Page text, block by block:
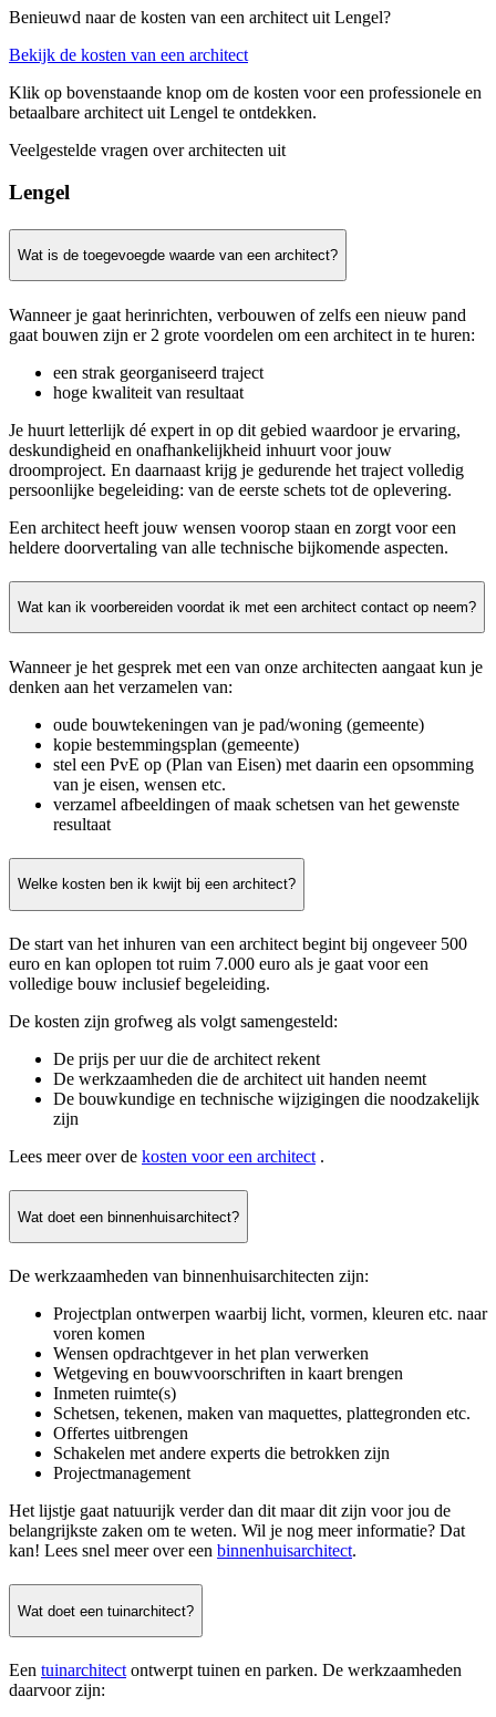
Benieuwd naar de kosten van een architect uit Lengel?
Bekijk de kosten van een architect
Klik op bovenstaande knop om de kosten voor een professionele en
betaalbare architect uit Lengel te ontdekken.
Veelgestelde vragen over architecten uit
Lengel
Wat is de toegevoegde waarde van een architect?
Wanneer je gaat herinrichten, verbouwen of zelfs een nieuw pand
gaat bouwen zijn er 2 grote voordelen om een architect in te huren:
een strak georganiseerd traject
hoge kwaliteit van resultaat
Je huurt letterlijk dé expert in op dit gebied waardoor je ervaring,
deskundigheid en onafhankelijkheid inhuurt voor jouw
droomproject. En daarnaast krijg je gedurende het traject volledig
persoonlijke begeleiding: van de eerste schets tot de oplevering.
Een architect heeft jouw wensen voorop staan en zorgt voor een
heldere doorvertaling van alle technische bijkomende aspecten.
Wat kan ik voorbereiden voordat ik met een architect contact op neem?
Wanneer je het gesprek met een van onze architecten aangaat kun je
denken aan het verzamelen van:
oude bouwtekeningen van je pad/woning (gemeente)
kopie bestemmingsplan (gemeente)
stel een PvE op (Plan van Eisen) met daarin een opsomming
van je eisen, wensen etc.
verzamel afbeeldingen of maak schetsen van het gewenste
resultaat
Welke kosten ben ik kwijt bij een architect?
De start van het inhuren van een architect begint bij ongeveer 500
euro en kan oplopen tot ruim 7.000 euro als je gaat voor een
volledige bouw inclusief begeleiding.
De kosten zijn grofweg als volgt samengesteld:
De prijs per uur die de architect rekent
De werkzaamheden die de architect uit handen neemt
De bouwkundige en technische wijzigingen die noodzakelijk
zijn
Lees meer over de kosten voor een architect .
Wat doet een binnenhuisarchitect?
De werkzaamheden van binnenhuisarchitecten zijn:
Projectplan ontwerpen waarbij licht, vormen, kleuren etc. naar
voren komen
Wensen opdrachtgever in het plan verwerken
Wetgeving en bouwvoorschriften in kaart brengen
Inmeten ruimte(s)
Schetsen, tekenen, maken van maquettes, plattegronden etc.
Offertes uitbrengen
Schakelen met andere experts die betrokken zijn
Projectmanagement
Het lijstje gaat natuurijk verder dan dit maar dit zijn voor jou de
belangrijkste zaken om te weten. Wil je nog meer informatie? Dat
kan! Lees snel meer over een binnenhuisarchitect.
Wat doet een tuinarchitect?
Een tuinarchitect ontwerpt tuinen en parken. De werkzaamheden
daarvoor zijn: